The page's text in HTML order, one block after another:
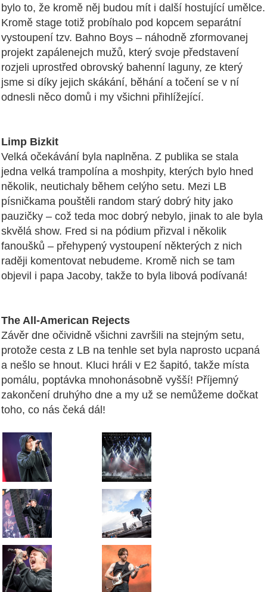
bylo to, že kromě něj budou mít i další hostující umělce.
Kromě stage totiž probíhalo pod kopcem separátní
vystoupení tzv. Bahno Boys – náhodně zformovanej
projekt zapálenejch mužů, který svoje představení
rozjeli uprostřed obrovský bahenní laguny, ze který
jsme si díky jejich skákání, běhání a točení se v ní
odnesli něco domů i my všichni přihlížející.
Limp Bizkit
Velká očekávání byla naplněna. Z publika se stala
jedna velká trampolína a moshpity, kterých bylo hned
několik, neutichaly během celýho setu. Mezi LB
písničkama pouštěli random starý dobrý hity jako
pauzičky – což teda moc dobrý nebylo, jinak to ale byla
skvělá show. Fred si na pódium přizval i několik
fanoušků – přehypený vystoupení některých z nich
raději komentovat nebudeme. Kromě nich se tam
objevil i papa Jacoby, takže to byla libová podívaná!
The All-American Rejects
Závěr dne očividně všichni završili na stejným setu,
protože cesta z LB na tenhle set byla naprosto ucpaná
a nešlo se hnout. Kluci hráli v E2 šapitó, takže místa
pomálu, poptávka mnohonásobně vyšší! Příjemný
zakončení druhýho dne a my už se nemůžeme dočkat
toho, co nás čeká dál!